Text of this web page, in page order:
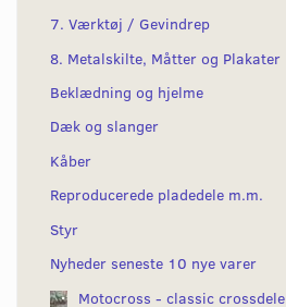
7. Værktøj / Gevindrep
8. Metalskilte, Måtter og Plakater
Beklædning og hjelme
Dæk og slanger
Kåber
Reproducerede pladedele m.m.
Styr
Nyheder seneste 10 nye varer
Motocross - classic crossdele